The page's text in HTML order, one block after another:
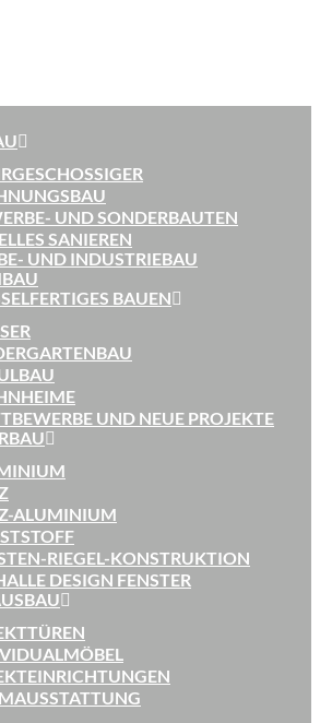
UND SONDERBAUTEN
SANIEREN
UND INDUSTRIEBAU
BAUEN
UND NEUE PROJEKTE
ALUMINIUM
RIEGEL-KONSTRUKTION
DESIGN FENSTER